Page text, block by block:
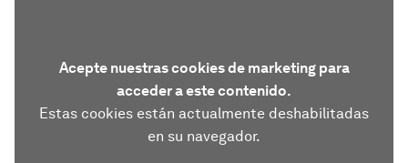
Acepte nuestras cookies de marketing para
acceder a este contenido.
Estas cookies están actualmente deshabilitadas
en su navegador.